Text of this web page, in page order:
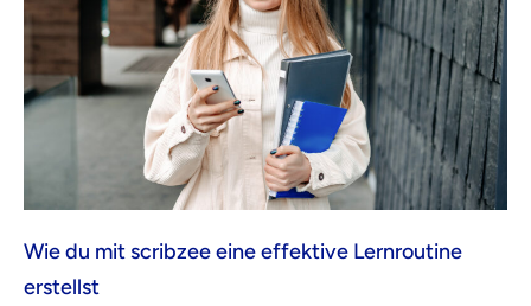
Wie du mit scribzee eine effektive Lernroutine
erstellst